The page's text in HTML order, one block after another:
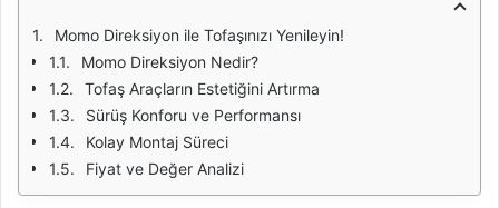
Momo Direksiyon ile Tofaşınızı Yenileyin!
Momo Direksiyon Nedir?
Tofaş Araçların Estetiğini Artırma
Sürüş Konforu ve Performansı
Kolay Montaj Süreci
Fiyat ve Değer Analizi